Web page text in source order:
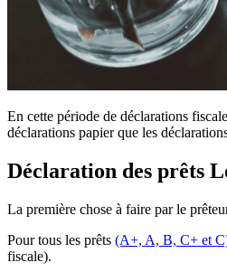
En cette période de déclarations
déclarations papier que les
Déclaration des prêts
La première chose à faire par le
Pour tous les prêts (A+, A, B, C+ et
fiscale).